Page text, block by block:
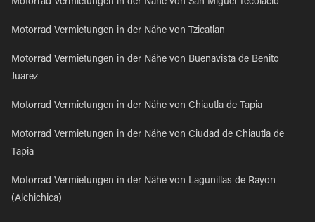
Motorrad Vermietungen in der Nähe von San Miguel Tecolacio
Motorrad Vermietungen in der Nähe von Tzicatlan
Motorrad Vermietungen in der Nähe von Buenavista de Benito
Juarez
Motorrad Vermietungen in der Nähe von Chiautla de Tapia
Motorrad Vermietungen in der Nähe von Ciudad de Chiautla de
Tapia
Motorrad Vermietungen in der Nähe von Lagunillas de Rayon
(Alchichica)